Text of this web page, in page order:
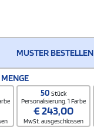
MUSTER BESTELLEN
50 Stück
Personalisierung. 1 Farbe
€243,00
MwSt. ausgeschlossen